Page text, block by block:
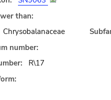
than:
Chrysobalanaceae
number:
R\17